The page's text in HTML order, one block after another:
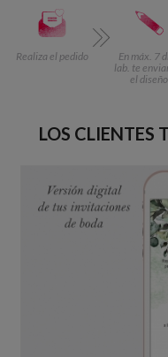
Realiza el pedido
En máx. 7
lab. te
el diseño
LOS CLIENTES